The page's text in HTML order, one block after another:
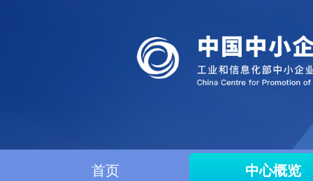
首页 中心概览